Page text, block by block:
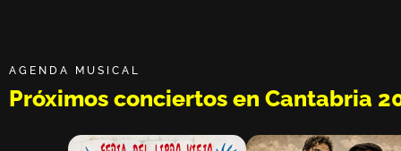
AGENDA MUSICAL
Próximos conciertos en Cantabria